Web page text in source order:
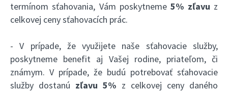
termínom sťahovania, Vám poskytneme5% zľavu z
celkovej ceny sťahovacích prác.
- V prípade, že využijete naše sťahovacie služby,
poskytneme benefit aj Vašej rodine, priateľom, či
známym. V prípade, že budú potrebovať sťahovacie
služby dostanú zľavu 5% z celkovej ceny daného